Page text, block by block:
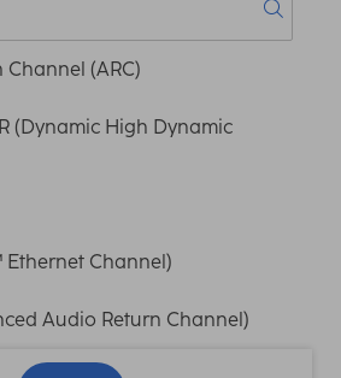
(ARC)
(Dynamic High Dynamic
Ethernet Channel)
Audio Return Channel)